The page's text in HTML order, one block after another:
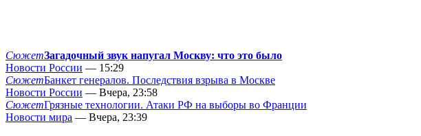
СюжетЗагадочный звук напугал Москву: что это было
Новости России — 15:29
СюжетБанкет генералов. Последствия взрыва в Москве
Новости России — Вчера, 23:58
СюжетГрязные технологии. Атаки РФ на выборы во Франции
Новости мира — Вчера, 23:39